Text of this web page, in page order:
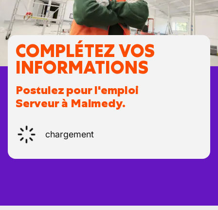
COMPLÉTEZ VOS
INFORMATIONS
Postulez pour l'emploi
Serveur à Malmedy.
chargement